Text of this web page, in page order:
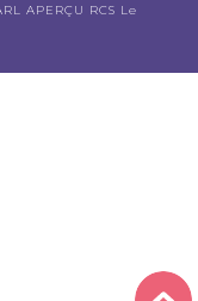
APERÇU RCS Le